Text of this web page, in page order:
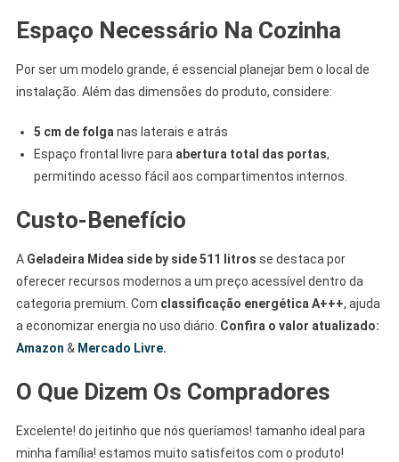
Espaço Necessário Na Cozinha
Por ser um modelo grande, é essencial planejar bem o local de
instalação. Além das dimensões do produto, considere:
5 cm de folganas laterais e atrás
Espaço frontal livre para abertura total das portas,
permitindo acesso fácil aos compartimentos internos.
Custo-Benefício
A Geladeira Midea side by side 511 litros se destaca por
oferecer recursos modernos a um preço acessível dentro da
categoria premium. Com classificação energética A+++, ajuda
a economizar energia no uso diário. Confira o valor atualizado:
Amazon & Mercado Livre.
O Que Dizem Os Compradores
Excelente! do jeitinho que nós queríamos! tamanho ideal para
minha família! estamos muito satisfeitos com o produto!